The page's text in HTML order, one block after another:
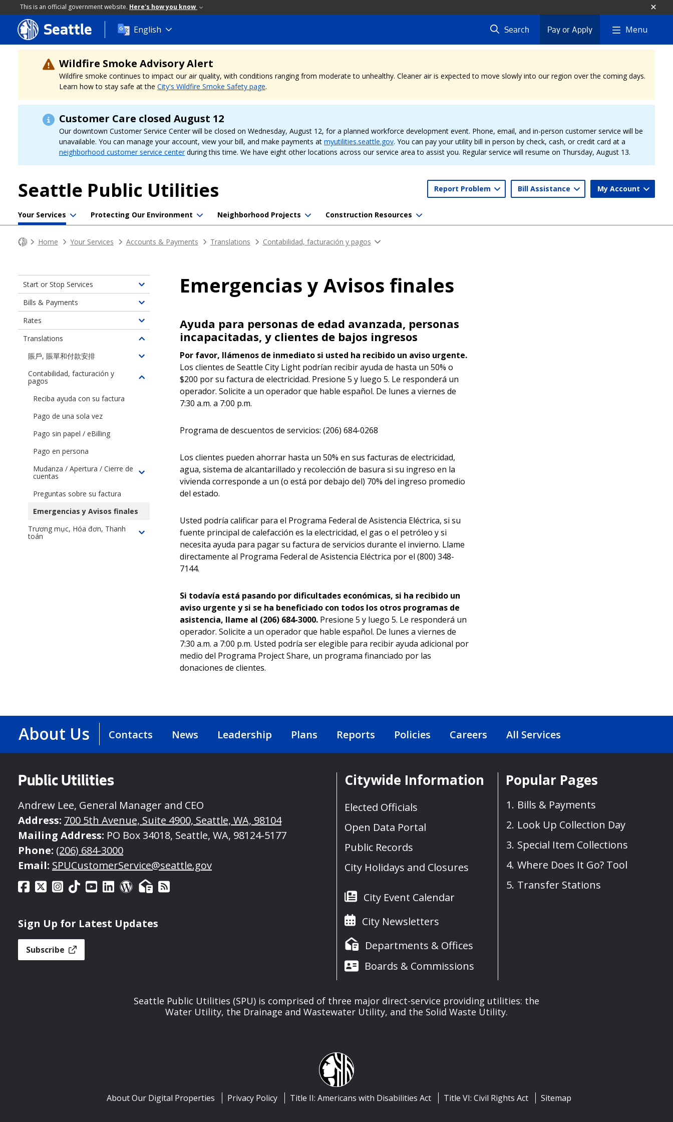
This is an official government website. Here's how you know
Skip
to
main
content
Seattle English Search Pay or Apply Menu
Wildfire Smoke Advisory Alert
Wildfire smoke continues to impact our air quality, with conditions ranging from moderate to unhealthy. Cleaner air is expected to move slowly into our region over the coming days.
Learn how to stay safe at the City's Wildfire Smoke Safety page.
Customer Care closed August 12
Our downtown Customer Service Center will be closed on Wednesday, August 12, for a planned workforce development event. Phone, email, and in-person customer service will be
unavailable. You can manage your account, view your bill, and make payments at myutilities.seattle.gov. You can pay your utility bill in person by check, cash, or credit card at a
neighborhood customer service center during this time. We have eight other locations across our service area to assist you. Regular service will resume on Thursday, August 13.
Seattle Public Utilities Report Problem Bill Assistance My Account
Your Services Protecting Our Environment Neighborhood Projects Construction Resources
Home Your Services Accounts & Payments Translations Contabilidad, facturación y pagos
Emergencias y Avisos finales
Ayuda para personas de edad avanzada, personas
incapacitadas, y clientes de bajos ingresos
Por favor, llámenos de inmediato si usted ha recibido un aviso urgente.
Los clientes de Seattle City Light podrían recibir ayuda de hasta un 50% o
$200 por su factura de electricidad. Presione 5 y luego 5. Le responderá un
operador. Solicite a un operador que hable español. De lunes a viernes de
7:30 a.m. a 7:00 p.m.
Programa de descuentos de servicios: (206) 684-0268
Los clientes pueden ahorrar hasta un 50% en sus facturas de electricidad,
agua, sistema de alcantarillado y recolección de basura si su ingreso en la
vivienda corresponde a un (o está por debajo del) 70% del ingreso promedio
del estado.
Usted podría calificar para el Programa Federal de Asistencia Eléctrica, si su
fuente principal de calefacción es la electricidad, el gas o el petróleo y si
necesita ayuda para pagar su factura de servicios durante el invierno. Llame
directamente al Programa Federal de Asistencia Eléctrica por el (800) 348-
7144.
Si todavía está pasando por dificultades económicas, si ha recibido un
aviso urgente y si se ha beneficiado con todos los otros programas de
asistencia, llame al (206) 684-3000. Presione 5 y luego 5. Le responderá un
operador. Solicite a un operador que hable español. De lunes a viernes de
7:30 a.m. a 7:00 p.m. Usted podría ser elegible para recibir ayuda adicional por
medio del Programa Project Share, un programa financiado por las
donaciones de clientes.
Start or Stop Services
Toggle
children
of
Start
or
Stop
Services
Bills & Payments
Toggle
children
of
Bills
Rates
Toggle
children
Rates
Translations
Toggle
children
Translations
賬戶, 賬單和付款安排
Toggle
of
安
Contabilidad, facturación y
pagos
Toggle
facturación
Reciba ayuda con su factura
Pago de una sola vez
Pago sin papel / eBilling
Pago en persona
Mudanza / Apertura / Cierre de
cuentas
Toggle
Apertura
Preguntas sobre su factura
Emergencias y Avisos finales
Trương mục, Hóa đơn, Thanh
toán
Toggle
About Us Contacts News Leadership Plans Reports Policies Careers All Services
Public Utilities
Andrew Lee, General Manager and CEO
Address: 700 5th Avenue, Suite 4900, Seattle, WA, 98104
Mailing Address: PO Box 34018, Seattle, WA, 98124-5177
Phone: (206) 684-3000
Email: SPUCustomerService@seattle.gov
Sign Up for Latest Updates
Subscribe
Citywide Information
Elected Officials
Open Data Portal
Public Records
City Holidays and Closures
City Event Calendar
City Newsletters
Departments & Offices
Boards & Commissions
Popular Pages
Bills & Payments
Look Up Collection Day
Special Item Collections
Where Does It Go? Tool
Transfer Stations
Seattle Public Utilities (SPU) is comprised of three major direct-service providing utilities: the
Water Utility, the Drainage and Wastewater Utility, and the Solid Waste Utility.
About Our Digital Properties Privacy Policy Title II: Americans with Disabilities Act Title VI: Civil Rights Act Sitemap